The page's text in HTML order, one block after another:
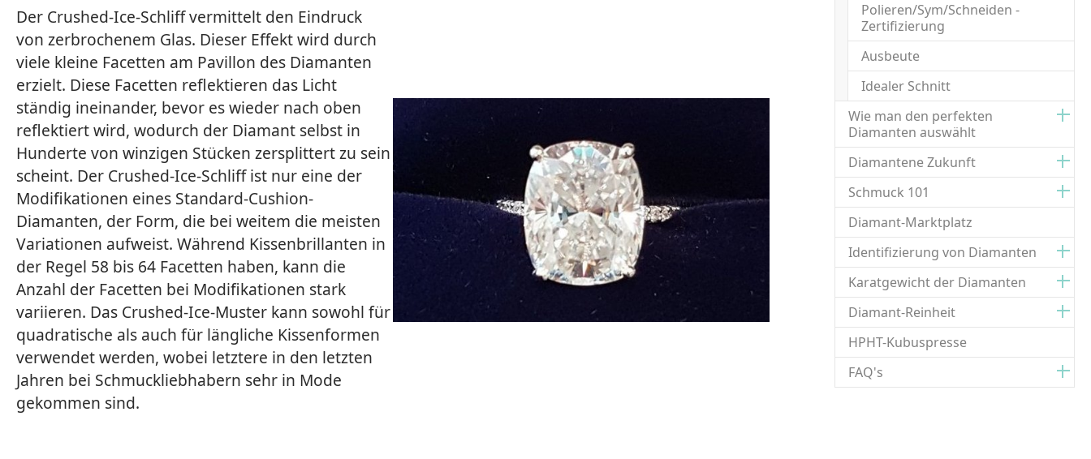
Polieren/Sym/Schneiden -
Zertifizierung
Ausbeute
Idealer Schnitt
Wie man den perfekten
Diamanten auswählt
Diamantene Zukunft
Schmuck 101
Diamant-Marktplatz
Identifizierung von Diamanten
Karatgewicht der Diamanten
Diamant-Reinheit
HPHT-Kubuspresse
FAQ's
Der Crushed-Ice-Schliff vermittelt den Eindruck
von zerbrochenem Glas. Dieser Effekt wird durch
viele kleine Facetten am Pavillon des Diamanten
erzielt. Diese Facetten reflektieren das Licht
ständig ineinander, bevor es wieder nach oben
reflektiert wird, wodurch der Diamant selbst in
Hunderte von winzigen Stücken zersplittert zu sein
scheint. Der Crushed-Ice-Schliff ist nur eine der
Modifikationen eines Standard-Cushion-
Diamanten, der Form, die bei weitem die meisten
Variationen aufweist. Während Kissenbrillanten in
der Regel 58 bis 64 Facetten haben, kann die
Anzahl der Facetten bei Modifikationen stark
variieren. Das Crushed-Ice-Muster kann sowohl für
quadratische als auch für längliche Kissenformen
verwendet werden, wobei letztere in den letzten
Jahren bei Schmuckliebhabern sehr in Mode
gekommen sind.